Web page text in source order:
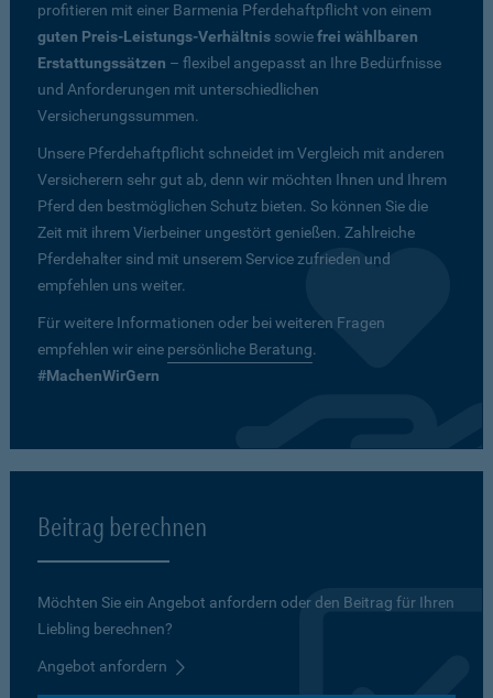
profitieren mit einer Barmenia Pferdehaftpflicht von einem
guten Preis-Leistungs-Verhältnis sowiefrei wählbaren
Erstattungssätzen – flexibel angepasst an Ihre Bedürfnisse
und Anforderungen mit unterschiedlichen
Versicherungssummen.
Unsere Pferdehaftpflicht schneidet im Vergleich mit anderen
Versicherern sehr gut ab, denn wir möchten Ihnen und Ihrem
Pferd den bestmöglichen Schutz bieten. So können Sie die
Zeit mit ihrem Vierbeiner ungestört genießen. Zahlreiche
Pferdehalter sind mit unserem Service zufrieden und
empfehlen uns weiter.
Für weitere Informationen oder bei weiteren Fragen
empfehlen wir eine persönliche Beratung.
#MachenWirGern
Beitrag berechnen
Möchten Sie ein Angebot anfordern oder den Beitrag für Ihren
Liebling berechnen?
Angebot anfordern